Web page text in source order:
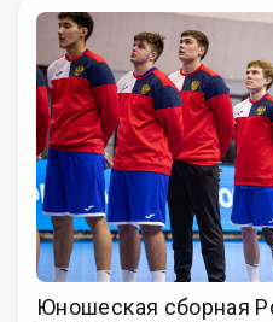
Юношеская сборная